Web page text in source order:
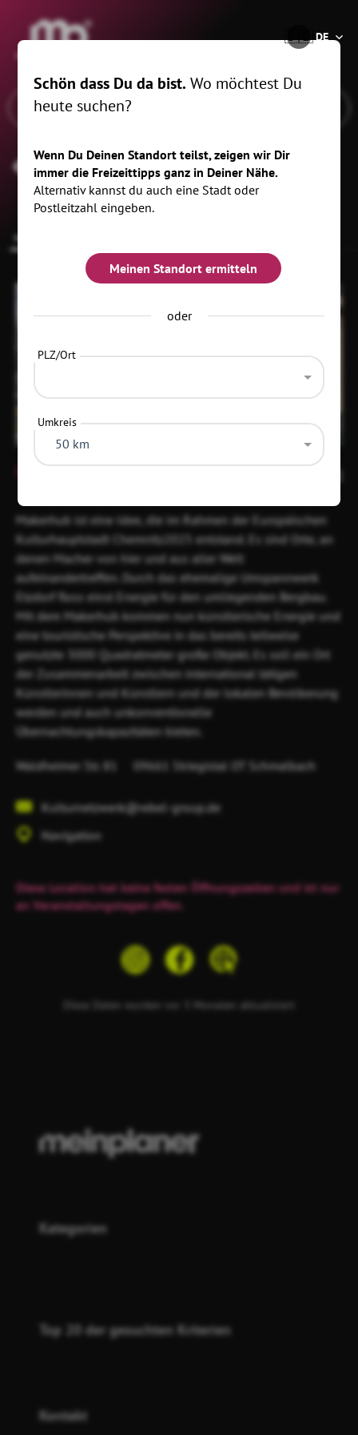
®
🇩🇪DE
Kulturnetzwerk UW Etzdorf
Infos zur Location
Item
1
Waldheimer Str. 81 09661 Striegistal OT Schmalbach
Kulturnetzwerk@rebel-group.de
Navigation
Diese Location hat keine festen Öffnungszeiten und ist nur
an Veranstaltungstagen offen.
Makerhub ist eine Idee, die im Rahmen der Europäischen
Kulturhauptstadt Chemnitz2025 entstand. Es sind Orte, an
denen Macher von hier und aus aller Welt
aufeinandertreffen. Durch das ehemalige Umspannwerk
Etzdorf floss einst Energie für den umliegenden Bergbau.
Mit dem Makerhub kommen nun künstlerische Energie und
eine touristische Perspektive in das bereits teilweise
genutzte 3000 Quadratmeter große Objekt. Es soll ein Ort
der Zusammenarbeit zwischen international tätigen
Künstlerinnen und Künstlern und der lokalen Bevölkerung
werden und auch unkonventionelle
Übernachtungskapazitäten bieten.
Diese Daten wurden vor 3 Monaten aktualisiert
Kategorien
Top 20 der gesuchten Kriterien
Kontakt
Schön dass Du da bist. Wo möchtest Du
heute suchen?
Wenn Du Deinen Standort teilst, zeigen wir Dir
immer die Freizeittipps ganz in Deiner Nähe.
Alternativ kannst du auch eine Stadt oder
Postleitzahl eingeben.
Meinen Standort ermitteln
oder
PLZ/Ort
Umkreis
50 km